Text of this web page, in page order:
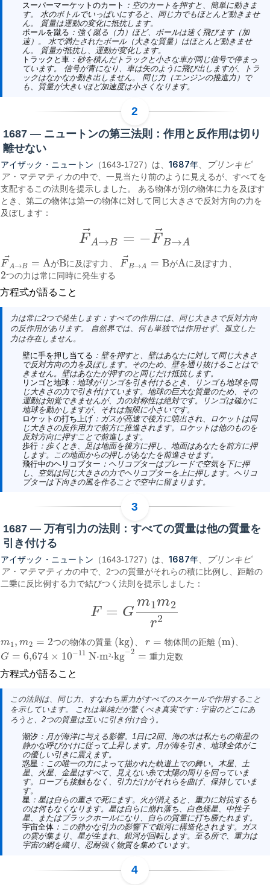
スーパーマーケットのカート ：空のカートを押すと、簡単に動きま
す。 水のボトルでいっぱいにすると、同じ力でもほとんど動きませ
ん。 質量は運動の変化に抵抗します。
ボールを蹴る ：強く蹴る（力）ほど、ボールは速く飛びます（加
速）。 水で満たされたボール（大きな質量）はほとんど動きませ
ん。 質量が抵抗し、運動が変化します。
トラックと車：砂を積んだトラックと小さな車が同じ信号で停まっ
ています。 信号が青になり、車は矢のように飛び出しますが、トラ
ックはなかなか動き出しません。 同じ力（エンジンの推進力）で
も、質量が大きいほど加速度は小さくなります。
1687 — ニュートンの第三法則：作用と反作用は切り
離せない
アイザック・ニュートン （1643-1727）は、1687年
プリンキピ
ア・マテマティカの中で、一見当たり前のように見えるが、すべてを
支配するこの法則を提示しました。 ある物体が別の物体に力を及ぼす
とき、第二の物体は第一の物体に対して同じ大きさで反対方向の力を
及ぼします：
F A→B = −F ⃗
B→A
F→ A→B= F→B→A
F⃗
A→B = AがBに及ぼす力
F→A→ B=AがBに及ぼす力 F ⃗
B→A = BがAに及ぼす力
F→B→ A=BがAに及ぼす力
2つの力は常に 同時に発生する
2つの力は常に同時に発生する
方程式が語ること
力は常に2つで発生します：すべての作用には、同じ大きさで反対方向
の反作用があります。 自然界では、何も単独では作用せず、孤立した
力は存在しません。
壁に手を押し当てる ：壁を押すと、壁はあなたに対して同じ大きさ
で反対方向の力を及ぼします。そのため、壁を通り抜けることはで
きません。壁はあなたが押すのと同じだけ抵抗します。
リンゴと地球：地球がリンゴを引き付けるとき、リンゴも地球を同
じ大きさの力で引き付けています。地球の巨大な質量のため、その
運動は知覚できませんが、力の対称性は絶対です。リンゴは確かに
地球を動かしますが、それは無限に小さいです。
ロケットの打ち上げ：ガスが高速で後方に噴出され、ロケットは同
じ大きさの反作用力で前方に推進されます。ロケットは他のものを
反対方向に押すことで前進します。
歩行：歩くとき、足は地面を後方に押し、地面はあなたを前方に押
します。この地面からの押しがあなたを前進させます。
飛行中のヘリコプター ：ヘリコプターはブレードで空気を下に押
し、空気は同じ大きさの力でヘリコプターを上に押します。ヘリコ
プターは下向きの風を作ることで空中に留まります。
1687 — 万有引力の法則：すべての質量は他の質量を
引き付ける
アイザック・ニュートン （1643-1727）は、1687年、
プリンキピ
ア・マテマティカの中で、2つの質量がそれらの積に比例し、距離の
二乗に反比例する力で結びつく法則を提示しました：
F = G
m1m2
r2
F= Gm 1m2r2
m1, m2 = 2つの物体の質量 (kg)
m1 ,m2=2つの物体の質量 (kg) 、 r = 物体間の距離(m)
r= 物体間の距離 (m) 、
G = 6,674 × 10−11 N⋅m²⋅kg−2 = 重力定数
G= 6,674×10 −11N·m²·kg−2=重力定数
方程式が語ること
この法則は、同じ力、すなわち重力がすべてのスケールで作用すること
を示しています。 これは単純だが驚くべき真実です： 宇宙のどこにあ
ろうと、2つの質量は互いに引き付け合う 。
潮汐：月が海洋に与える影響。1日に2回、海の水は私たちの衛星の
静かな呼びかけに従って上昇します。月が海を引き、地球全体がこ
の優しい引きに震えます。
惑星 ：この唯一の力によって描かれた軌道上での舞い。木星、土
星、火星、金星はすべて、見えない糸で太陽の周りを回っていま
す。ロープも接触もなく、引力だけがそれらを曲げ、保持していま
す。
星 ：星は自らの重さで死にます。火が消えると、重力に対抗するも
のは何もなくなります。星は自らに崩れ落ち、白色矮星、中性子
星、またはブラックホールになり、自らの質量に打ち勝たれます。
宇宙全体：この静かな引力の影響下で銀河に構造化されます。ガス
の雲が集まり、星が生まれ、銀河が回転します。至る所で、重力は
宇宙の網を織り、忍耐強く物質を集めています。